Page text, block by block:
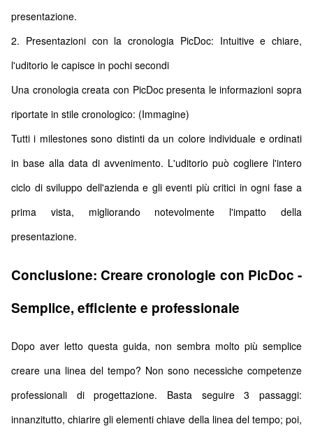
presentazione.
2. Presentazioni con la cronologia PicDoc: Intuitive e chiare,
l'uditorio le capisce in pochi secondi
Una cronologia creata con PicDoc presenta le informazioni sopra
riportate in stile cronologico: (Immagine)
Tutti i milestones sono distinti da un colore individuale e ordinati
in base alla data di avvenimento. L'uditorio può cogliere l'intero
ciclo di sviluppo dell'azienda e gli eventi più critici in ogni fase a
prima vista, migliorando notevolmente l'impatto della
presentazione.
Conclusione: Creare cronologie con PicDoc -
Semplice, efficiente e professionale
Dopo aver letto questa guida, non sembra molto più semplice
creare una linea del tempo? Non sono necessiche competenze
professionali di progettazione. Basta seguire 3 passaggi:
innanzitutto, chiarire gli elementi chiave della linea del tempo; poi,